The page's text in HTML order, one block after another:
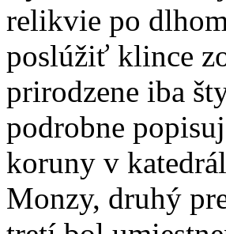
relikvie po
poslúžiť klince
prirodzene iba
podrobne
koruny v
Monzy, druhý